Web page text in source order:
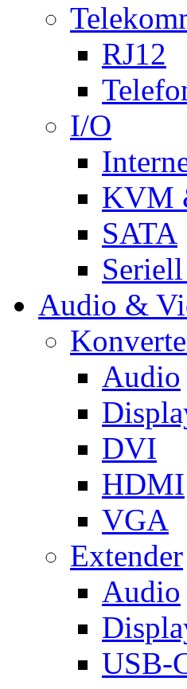
RJ12
I/O
KVM
SATA
Audio &
Audio
DVI
HDMI
VGA
Extender
Audio
USB-